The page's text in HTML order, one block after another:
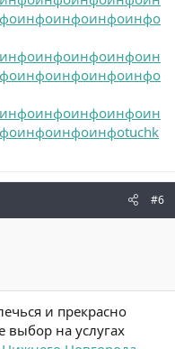
инфоинфоинфоинфо
инфоинфоинфоинфоин
инфоинфоинфоинфо
инфоинфоинфоинфоин
инфоинфоинфоtuchk
#6
и прекрасно
выбор на услугах